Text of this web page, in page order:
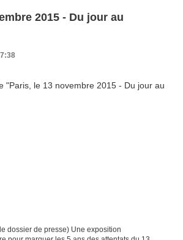
2015 - Du jour au
dossier de presse) Une exposition